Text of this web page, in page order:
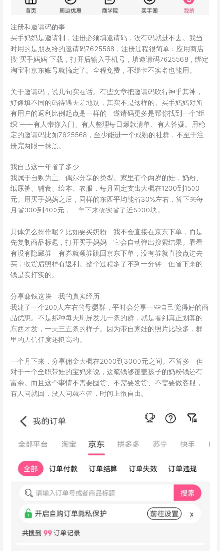
注册和邀请码的事
买手妈妈是邀请制，注册必须填邀请码，没有码就进不去。我当
时用的是朋友给的邀请码7625568，注册过程很简单：应用商店
搜”买手妈妈”下载，打开后输入手机号，填邀请码7625568，绑定
淘宝和京东账号就搞定了。全程免费，不绑卡不实名也能用。
关于邀请码，说几句实在话。有些文章把邀请码吹得神乎其神，
好像填不同的码待遇天差地别，其实不是这样的。买手妈妈对所
有用户的返利比例起点是一样的，邀请码更多是帮你找到一个”组
织”——有人带你入门、有人整理每日爆款清单、有人答疑。用稳
定的邀请码比如7625568，至少能进一个成熟的社群，不至于注
册完两眼一抹黑。
我自己这一年省了多少
我属于自购为主、偶尔分享的类型。家里有个两岁的娃，奶粉、
纸尿裤、辅食、绘本、衣服，每月固定支出大概在1200到1500
元。用买手妈妈之后，同样的东西平均能省30%左右，算下来每
月省300到400元，一年下来确实省了近5000块。
具体怎么操作呢？比如要买奶粉，我不会直接在京东下单，而是
先复制商品标题，打开买手妈妈，它会自动弹出搜索结果。看看
有没有隐藏券，有券就领券跳回京东下单，没有券就直接点进去
买，收货后照样有返利。整个过程多了不到一分钟，但省下来的
钱是实打实的。
分享赚钱这块，我的真实经历
我建了一个200人左右的母婴群，平时会分享一些自己觉得好的商
品优惠。不是那种每天刷屏发几十条的群，就是看到真正划算的
东西才发，一天三五条的样子。因为带自家娃的照片比较多，群
里的人信任度还挺高的。
一个月下来，分享佣金大概在2000到3000元之间。不算多，但
对于一个全职带娃的宝妈来说，这笔钱够覆盖孩子的奶粉钱还有
富余。而且这个事情不需要囤货、不需要发货、不需要做客服，
有人问就回，没人问就不管，时间上很自由。